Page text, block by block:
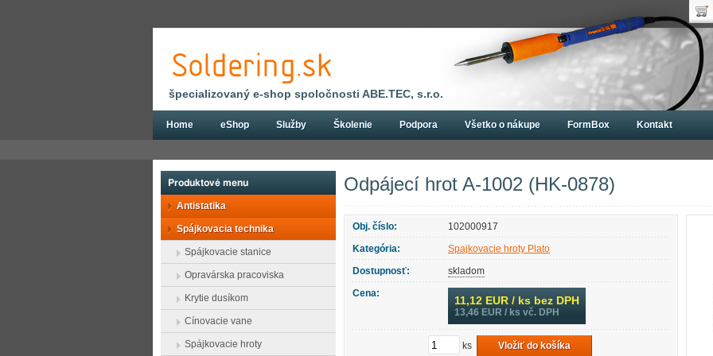
Odpájecí hrot A-1002 (HK-0878)
Obj. číslo:
102000917
Kategória:
Spajkovacie hroty Plato
Dostupnosť:
skladom
Cena:
11,12 EUR / ks bez DPH
13,46 EUR / ks vč. DPH
ks Vložiť do košíka
Produktové menu
Antistatika
Spájkovacia technika
Spájkovacie stanice
Opravárska pracoviska
Krytie dusíkom
Cínovacie vane
Spájkovacie hroty
špecializovaný e-shop spoločnosti ABE.TEC, s.r.o.
Home eShop Služby Školenie Podpora Všetko o nákupe FormBox Kontakt